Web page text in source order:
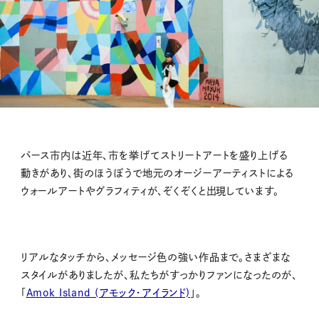
パース市内は近年、市を挙げてストリートアートを盛り上げる
動きがあり、街のほうぼうで地元のオージーアーティストによる
ウォールアートやグラフィティが、ぞくぞくと出現しています。
リアルなタッチから、メッセージ色の強い作品まで。さまざまな
スタイルがありましたが、私たちがすっかりファンになったのが、
Amok Island (アモック・アイランド) 」。